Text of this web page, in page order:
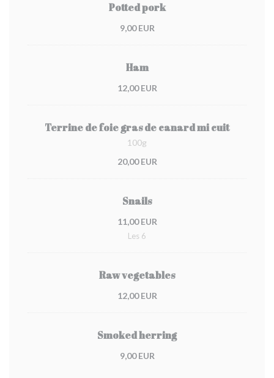
Potted pork
9,00 EUR
Ham
12,00 EUR
Terrine de foie gras de canard mi cuit
100g
20,00 EUR
Snails
11,00 EUR
Les 6
Raw vegetables
12,00 EUR
Smoked herring
9,00 EUR